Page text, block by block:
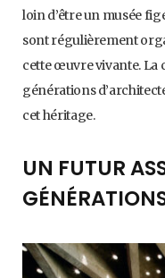
loin d’être un musée
sont régulièrement
cette œuvre vivante. La
générations
cet héritage.
UN FUTUR